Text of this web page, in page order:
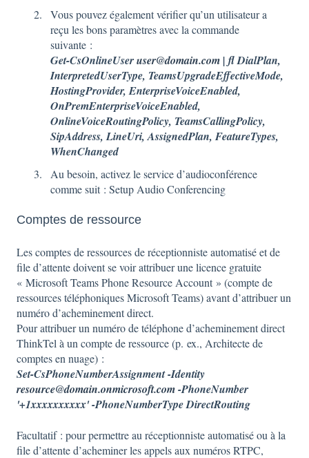
Vous pouvez également vérifier qu’un utilisateur a
reçu les bons paramètres avec la commande
suivante :
Get-CsOnlineUseruser@domain.com| fl DialPlan,
InterpretedUserType, TeamsUpgradeEffectiveMode,
HostingProvider, EnterpriseVoiceEnabled,
OnPremEnterpriseVoiceEnabled,
OnlineVoiceRoutingPolicy, TeamsCallingPolicy,
SipAddress, LineUri, AssignedPlan, FeatureTypes,
WhenChanged
Au besoin, activez le service d’audioconférence
comme suit : Setup Audio Conferencing
Comptes de ressource
Les comptes de ressources de réceptionniste automatisé et de
file d’attente doivent se voir attribuer une licence gratuite
« Microsoft Teams Phone Resource Account » (compte de
ressources téléphoniques Microsoft Teams) avant d’attribuer un
numéro d’acheminement direct.
Pour attribuer un numéro de téléphone d’acheminement direct
ThinkTel à un compte de ressource (p. ex., Architecte de
comptes en nuage) :
Set-CsPhoneNumberAssignment -Identity
resource@domain.onmicrosoft.com-PhoneNumber
'+1xxxxxxxxxx' -PhoneNumberType DirectRouting
Facultatif : pour permettre au réceptionniste automatisé ou à la
file d’attente d’acheminer les appels aux numéros RTPC,